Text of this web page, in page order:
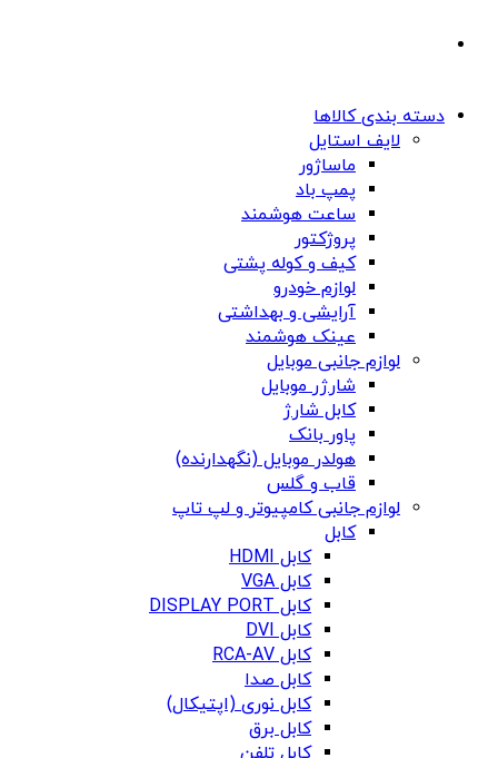
دسته بندی کالاها
لایف استایل
ماساژور
پمپ باد
ساعت هوشمند
پروژکتور
کیف و کوله پشتی
لوازم خودرو
آرایشی و بهداشتی
عینک هوشمند
لوازم جانبی موبایل
شارژر موبایل
کابل شارژ
پاور بانک
هولدر موبایل (نگهدارنده)
قاب و گلس
لوازم جانبی کامپیوتر و لپ تاپ
کابل
کابل HDMI
کابل VGA
کابل DISPLAY PORT
کابل DVI
کابل RCA-AV
کابل صدا
کابل نوری (اپتیکال)
کابل برق